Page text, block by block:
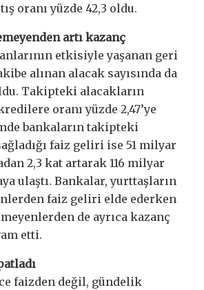
oranı yüzde 42,3 oldu.
artı kazanç
etkisiyle yaşanan geri
alınan alacak sayısında da
Takipteki alacakların
oranı yüzde 2,47’ye
bankaların takipteki
faiz geliri ise 51 milyar
2,3 kat artarak 116 milyar
ulaştı. Bankalar, yurttaşların
faiz geliri elde ederken
de ayrıca kazanç
etti.
faizden değil, gündelik